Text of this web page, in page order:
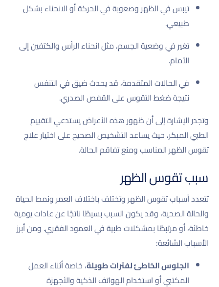
تيبس في الظهر وصعوبة في الحركة أو الانحناء بشكل
طبيعي.
تغير في وضعية الجسم، مثل انحناء الرأس والكتفين إلى
الأمام.
في الحالات المتقدمة، قد يحدث ضيق في التنفس
نتيجة ضغط التقوس على القفص الصدري.
وتجدر الإشارة إلى أن ظهور هذه الأعراض يستدعي التقييم
الطبي المبكر، حيث يساعد التشخيص الصحيح على اختيار علاج
تقوس الظهر المناسب ومنع تفاقم الحالة.
سبب تقوس الظهر
تتعدد أسباب تقوس الظهر وتختلف باختلاف العمر ونمط الحياة
والحالة الصحية، وقد يكون السبب بسيطًا ناتجًا عن عادات يومية
خاطئة، أو مرتبطًا بمشكلات طبية في العمود الفقري. ومن أبرز
الأسباب الشائعة:
الجلوس الخاطئ لفترات طويلة، خاصة أثناء العمل
المكتبي أو استخدام الهواتف الذكية والأجهزة